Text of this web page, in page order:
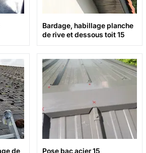
Bardage, habillage planche
de rive et dessous toit 15
de Pose bac acier 15